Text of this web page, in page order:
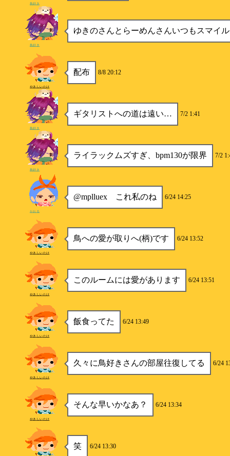
鳥好き
ゆきのさんとらーめんさんいつもスマイ
鳥好き
配布 8/8 20:12
やきしいたけ
ギタリストへの道は遠い… 7/2 1:41
鳥好き
ライラックムズすぎ、bpm130が限界 7/2
鳥好き
@mplluex これ私のね 6/24 14:25
かおる
鳥への愛が取りへ(柄)です 6/24 13:52
やきしいたけ
このルームには愛があります 6/24 13:51
やきしいたけ
飯食ってた 6/24 13:49
やきしいたけ
久々に鳥好きさんの部屋往復してる 6/24
やきしいたけ
そんな早いかなあ？ 6/24 13:34
やきしいたけ
笑 6/24 13:30